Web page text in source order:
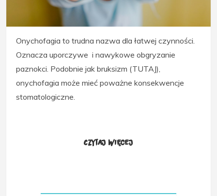
Onychofagia to trudna nazwa dla łatwej czynności.
Oznacza uporczywe i nawykowe obgryzanie
paznokci. Podobnie jak bruksizm (TUTAJ),
onychofagia może mieć poważne konsekwencje
stomatologiczne.
Czytaj więcej